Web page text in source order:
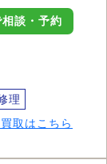
談・予約
理
取はこちら